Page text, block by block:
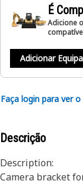
É
Adicione
Adicionar
Faça login para ver
Descrição
Description:
Camera bracket